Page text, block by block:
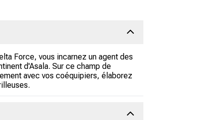
Force, vous incarnez un agent des
d'Asala. Sur ce champ de
avec vos coéquipiers, élaborez